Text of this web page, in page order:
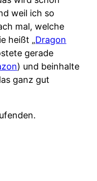
weil ich so
mal, welche
heißt „Dragon
gerade
) und beinhalte
ganz gut